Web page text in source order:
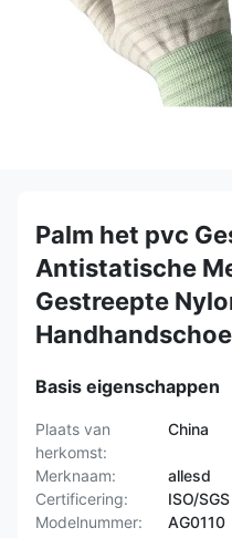
Palm het pvc
Antistatische
Gestreepte
Basis eigenschappen
Plaats van
herkomst:
China
Merknaam:
allesd
Certificering:
ISO/SGS
Modelnummer:
AG0110